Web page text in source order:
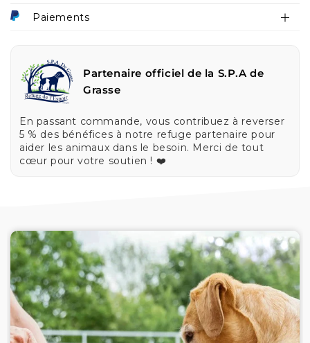
Paiements
Partenaire officiel de la S.P.A de
Grasse
En passant commande, vous contribuez à reverser
5 % des bénéfices à notre refuge partenaire pour
aider les animaux dans le besoin. Merci de tout
cœur pour votre soutien ! ❤️